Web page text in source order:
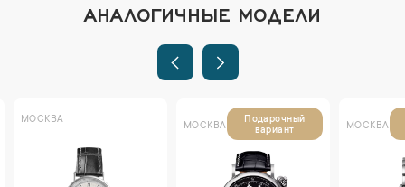
АНАЛОГИЧНЫЕ МОДЕЛИ
МОСКВА
МОСКВА
Подарочный
вариант
МОСКВА